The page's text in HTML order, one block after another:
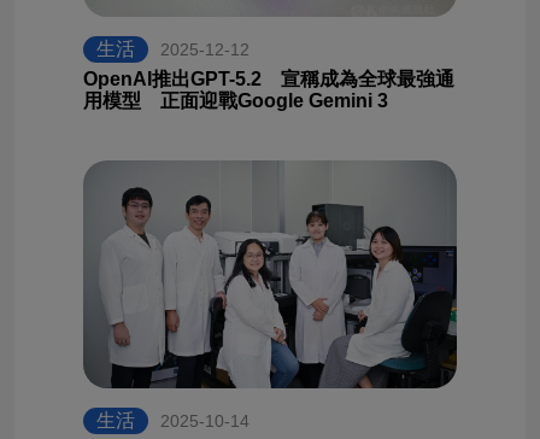
生活 2025-12-12
OpenAI推出GPT-5.2 宣稱成為全球最強通
用模型 正面迎戰Google Gemini 3
生活 2025-10-14